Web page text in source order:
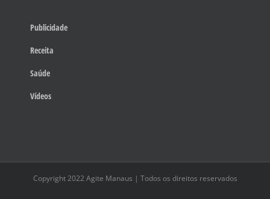
Publicidade
Receita
Saúde
Vídeos
Copyright 2022 Agite Manaus | Todos os direitos reservados